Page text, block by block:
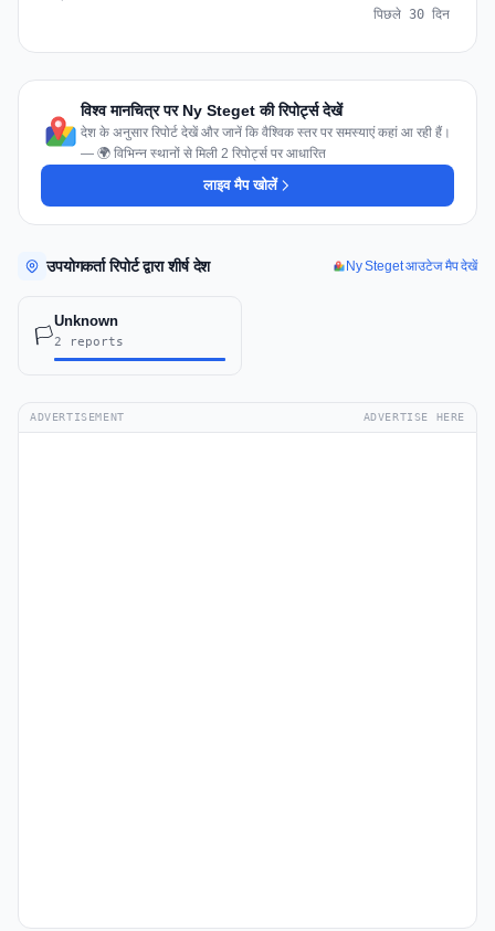
पिछले 30 दिन
विश्व मानचित्र पर Ny Steget की रिपोर्ट्स देखें
देश के अनुसार रिपोर्ट देखें और जानें कि वैश्विक स्तर पर समस्याएं कहां आ रही हैं।
— 🌍 विभिन्न स्थानों से मिली 2 रिपोर्ट्स पर आधारित
लाइव मैप खोलें
उपयोगकर्ता रिपोर्ट द्वारा शीर्ष देश Ny Steget आउटेज मैप देखें
🏳️
Unknown
2 reports
ADVERTISEMENT ADVERTISE HERE